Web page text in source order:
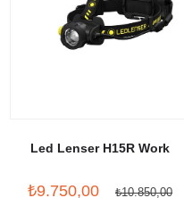
Led Lenser H15R Work
₺9.750,00 ₺10.850,00